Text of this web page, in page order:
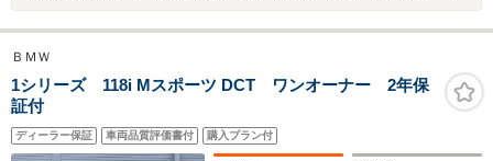
ＢＭＷ
1シリーズ 118i Mスポーツ DCT ワンオーナー 2年保
証付
ディーラー保証 車両品質評価書付 購入プラン付